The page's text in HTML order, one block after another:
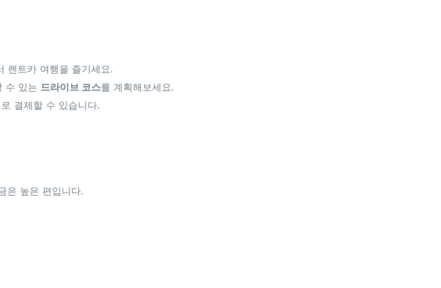
렌트카 여행을 즐기세요.
수 있는 드라이브 코스를 계획해보세요.
결제할 수 있습니다.
은 높은 편입니다.